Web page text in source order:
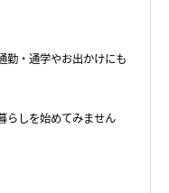
勤・通学やお出かけにも
らしを始めてみません